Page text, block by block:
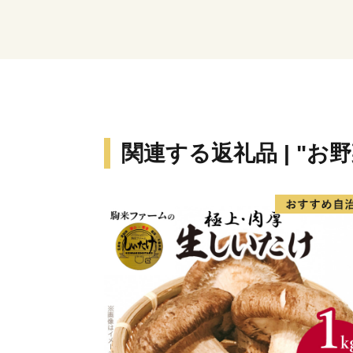
関連する返礼品 | "お